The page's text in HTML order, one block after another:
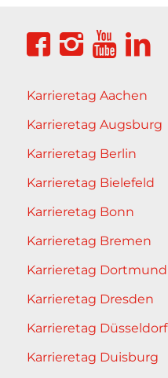
Karrieretag Aachen
Karrieretag Augsburg
Karrieretag Berlin
Karrieretag Bielefeld
Karrieretag Bonn
Karrieretag Bremen
Karrieretag Dortmund
Karrieretag Dresden
Karrieretag Düsseldorf
Karrieretag Duisburg